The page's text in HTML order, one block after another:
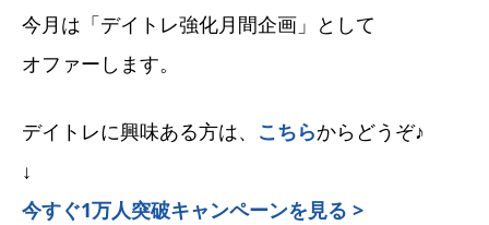
今月は「デイトレ強化月間企画」として
オファーします。
デイトレに興味ある方は、 こちらからどうぞ♪
↓
今すぐ1万人突破キャンペーンを見る >